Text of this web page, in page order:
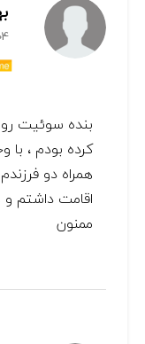
04
بنده سوئیت
کرده بودم ، با
همراه دو
اقامت داشتم
ممنون